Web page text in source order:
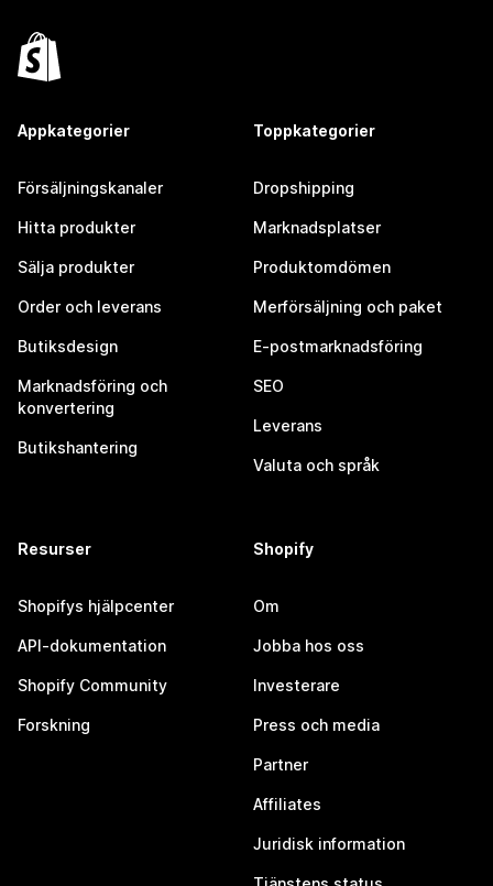
Appkategorier
Försäljningskanaler
Hitta produkter
Sälja produkter
Order och leverans
Butiksdesign
Marknadsföring och
konvertering
Butikshantering
Toppkategorier
Dropshipping
Marknadsplatser
Produktomdömen
Merförsäljning och paket
E-postmarknadsföring
SEO
Leverans
Valuta och språk
Resurser
Shopifys hjälpcenter
API-dokumentation
Shopify Community
Forskning
Shopify
Om
Jobba hos oss
Investerare
Press och media
Partner
Affiliates
Juridisk information